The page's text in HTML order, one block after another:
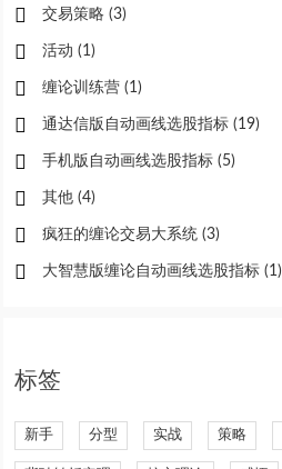
交易策略 (3)
活动 (1)
缠论训练营 (1)
通达信版自动画线选股指标 (19)
手机版自动画线选股指标 (5)
其他 (4)
疯狂的缠论交易大系统 (3)
大智慧版缠论自动画线选股指标 (1)
标签
新手 分型 实战 策略